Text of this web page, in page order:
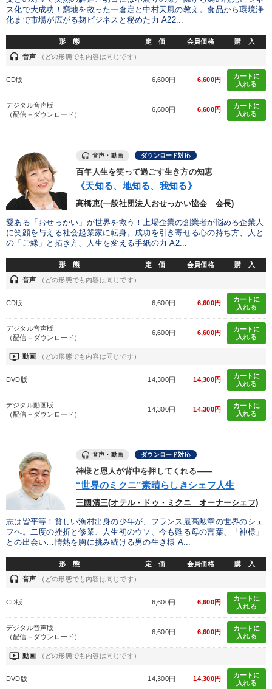
FCビジネス 中村天風
※「更新」を押すと「タグ・キーワード」を更新いただけます。
ス化で大成功！窮地を救った一倉定と中村天風の教え。食品から環境浄
化まで市場が広がる麹ビジネスと秘めた力 A22...
形 態 定 価 会員価格 購 入
headset 音声 （どの形態でも内容は同じです）
CD版 6,600円 6,600円
カートに
入れる
デジタル音声版
（配信＋ダウンロード）
6,600円 6,600円
カートに
入れる
音声・動画 ダウンロード対応
百年人生を笑って過ごす生き方の知恵
《天知る、地知る、我知る》
高橋恵(一般社団法人おせっかい協会 会長)
愛ある「おせっかい」が世界を救う！上場企業の創業者が悩める企業人
に笑顔を与える社会起業家に転身。成功を引き寄せる心の持ち方、人と
の「ご縁」と拓き方、人生を変える手紙の力 A2...
形 態 定 価 会員価格 購 入
headset 音声 （どの形態でも内容は同じです）
CD版 6,600円 6,600円
カートに
入れる
デジタル音声版
（配信＋ダウンロード）
6,600円 6,600円
カートに
入れる
ondemand_video 動画 （どの形態でも内容は同じです）
DVD版 14,300円 14,300円
カートに
入れる
デジタル動画版
（配信＋ダウンロード）
14,300円 14,300円
カートに
入れる
音声・動画 ダウンロード対応
神様と恩人が背中を押してくれる――
“世界のミクニ”素晴らしきシェフ人生
三國清三(オテル・ドゥ・ミクニ オーナーシェフ)
志は皆平等！貧しい漁村出身の少年が、フランス最高勲章の世界のシェ
フへ。二度の挫折と修業、人生初のウソ、今も甦る母の言葉、「神様」
との出会い…情熱を胸に挑み続ける男の生き様 A...
形 態 定 価 会員価格 購 入
headset 音声 （どの形態でも内容は同じです）
CD版 6,600円 6,600円
カートに
入れる
デジタル音声版
（配信＋ダウンロード）
6,600円 6,600円
カートに
入れる
ondemand_video 動画 （どの形態でも内容は同じです）
DVD版 14,300円 14,300円
カートに
入れる